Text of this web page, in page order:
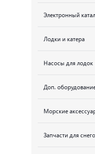
Электронный
Лодки и катера
Насосы для лодок
Доп.
Морские
Запчасти для